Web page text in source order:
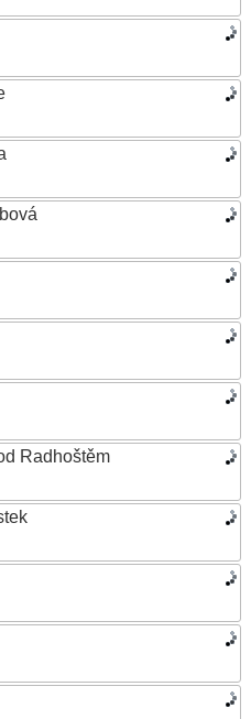
Radhoštěm